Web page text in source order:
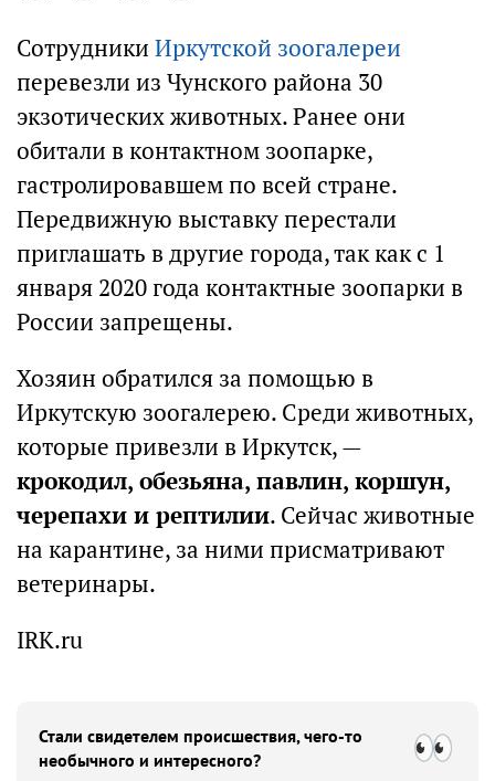
Сотрудники Иркутской зоогалереи
перевезли из Чунского района 30
экзотических животных. Ранее они
обитали в контактном зоопарке,
гастролировавшем по всей стране.
Передвижную выставку перестали
приглашать в другие города, так как с 1
января 2020 года контактные зоопарки в
России запрещены.
Хозяин обратился за помощью в
Иркутскую зоогалерею. Среди животных,
которые привезли в Иркутск, —
крокодил, обезьяна, павлин, коршун,
черепахи и рептилии. Сейчас животные
на карантине, за ними присматривают
ветеринары.
IRK.ru
Стали свидетелем происшествия, чего-то
необычного и интересного?